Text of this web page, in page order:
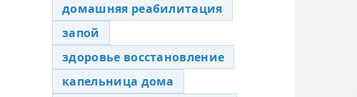
домашняя реабилитация
запой
здоровье восстановление
капельница дома